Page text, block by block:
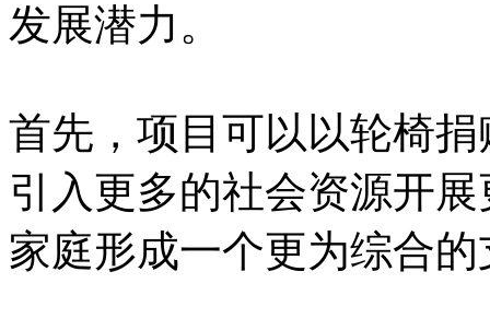
发展潜力。
首先，项目可以以轮椅
引入更多的社会资源开
家庭形成一个更为综合的